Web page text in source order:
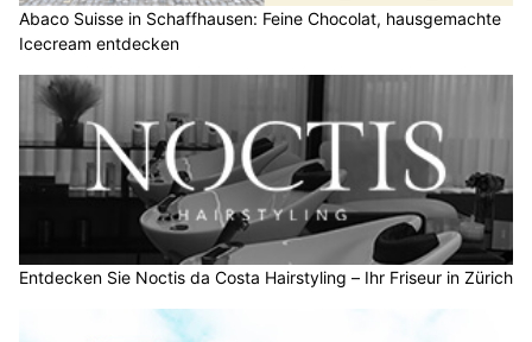
Abaco Suisse in Schaffhausen: Feine Chocolat, hausgemachte
Icecream entdecken
Entdecken Sie Noctis da Costa Hairstyling – Ihr Friseur in Zürich